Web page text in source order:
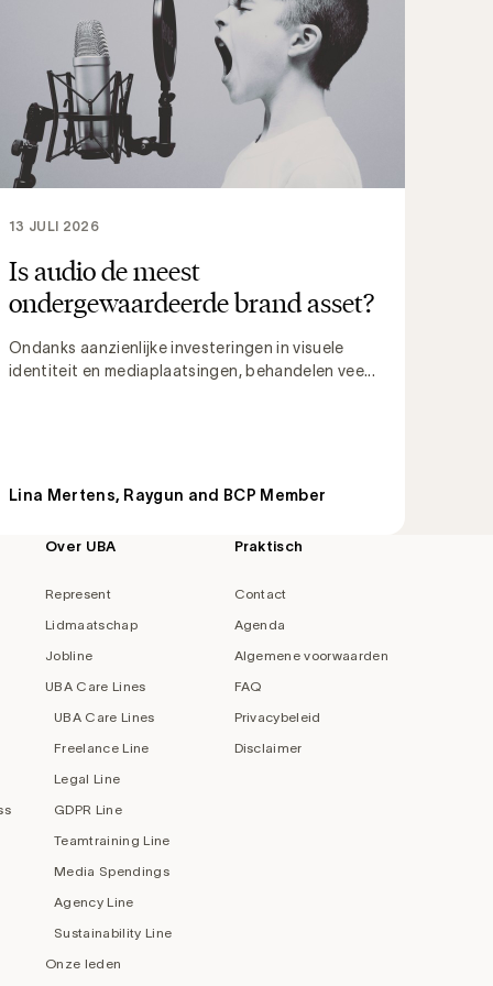
Is audio de meest
ondergewaardeerde brand asset?
Ondanks aanzienlijke investeringen in visuele
identiteit en mediaplaatsingen, behandelen vee...
13 JULI 2026
Lina Mertens, Raygun and BCP Member
Over UBA
Represent
Lidmaatschap
Jobline
UBA Care Lines
UBA Care Lines
Freelance Line
Legal Line
GDPR Line
Teamtraining Line
Media Spendings
Agency Line
Sustainability Line
Onze leden
Praktisch
Contact
Agenda
Algemene voorwaarden
FAQ
Privacybeleid
Disclaimer